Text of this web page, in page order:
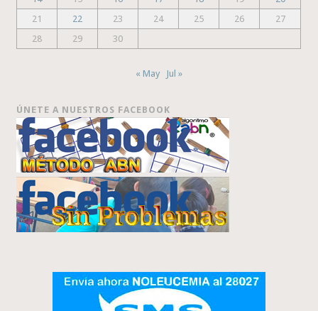
21
22 23 24 25 26
27
28
29 30
« May Jul »
ÚNETE A NUESTROS FACEBOOK